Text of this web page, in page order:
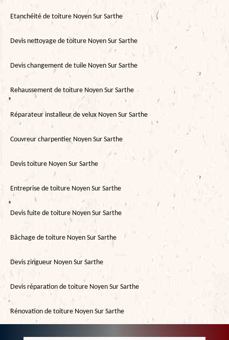
Etanchéité de toiture Noyen Sur Sarthe
Devis nettoyage de toiture Noyen Sur Sarthe
Devis changement de tuile Noyen Sur Sarthe
Rehaussement de toiture Noyen Sur Sarthe
Réparateur installeur de velux Noyen Sur Sarthe
Couvreur charpentier Noyen Sur Sarthe
Devis toiture Noyen Sur Sarthe
Entreprise de toiture Noyen Sur Sarthe
Devis fuite de toiture Noyen Sur Sarthe
Bâchage de toiture Noyen Sur Sarthe
Devis zingueur Noyen Sur Sarthe
Devis réparation de toiture Noyen Sur Sarthe
Rénovation de toiture Noyen Sur Sarthe